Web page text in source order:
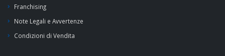
Franchising
Note Legali e Avvertenze
Condizioni di Vendita